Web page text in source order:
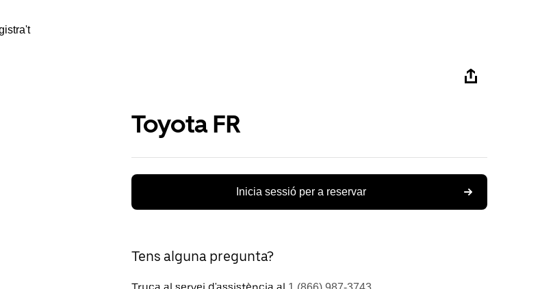
Toyota FR
Inicia sessió per a reservar
Tens alguna pregunta?